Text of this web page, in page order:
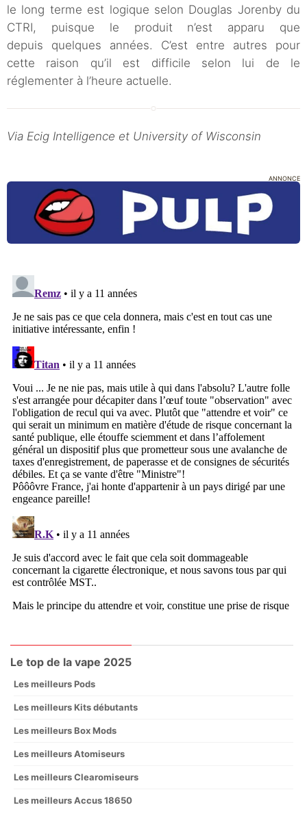
le long terme est logique selon Douglas Jorenby du
CTRI, puisque le produit n’est apparu que
depuis quelques années. C’est entre autres pour
cette raison qu’il est difficile selon lui de le
réglementer à l’heure actuelle.
Via Ecig Intelligence et University of Wisconsin
ANNONCE
Le top de la vape 2025
Les meilleurs Pods
Les meilleurs Kits débutants
Les meilleurs Box Mods
Les meilleurs Atomiseurs
Les meilleurs Clearomiseurs
Les meilleurs Accus 18650